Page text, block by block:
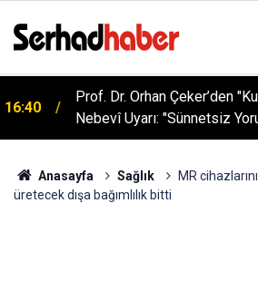
16:40
Prof. Dr. Orhan Çeker’den
Nebevî Uyarı: "Sünnetsiz
Anasayfa Sağlık
MR
üretecek dışa bağımlılık bitti